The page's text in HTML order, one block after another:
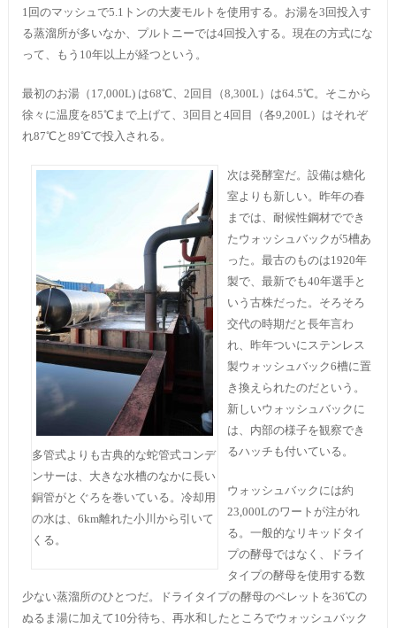
1回のマッシュで5.1トンの大麦モルトを使用する。お湯を3回投入す
る蒸溜所が多いなか、プルトニーでは4回投入する。現在の方式にな
って、もう10年以上が経つという。
最初のお湯（17,000L) は68℃、2回目（8,300L）は64.5℃。そこから
徐々に温度を85℃まで上げて、3回目と4回目（各9,200L）はそれぞ
れ87℃と89℃で投入される。
多管式よりも古典的な蛇管式コンデ
ンサーは、大きな水槽のなかに長い
銅管がとぐろを巻いている。冷却用
の水は、6km離れた小川から引いて
くる。
次は発酵室だ。設備は糖化
室よりも新しい。昨年の春
までは、耐候性鋼材ででき
たウォッシュバックが5槽あ
った。最古のものは1920年
製で、最新でも40年選手と
いう古株だった。そろそろ
交代の時期だと長年言わ
れ、昨年ついにステンレス
製ウォッシュバック6槽に置
き換えられたのだという。
新しいウォッシュバックに
は、内部の様子を観察でき
るハッチも付いている。
ウォッシュバックには約
23,000Lのワートが注がれ
る。一般的なリキッドタイ
プの酵母ではなく、ドライ
タイプの酵母を使用する数
少ない蒸溜所のひとつだ。ドライタイプの酵母のペレットを36℃の
ぬるま湯に加えて10分待ち、再水和したところでウォッシュバック